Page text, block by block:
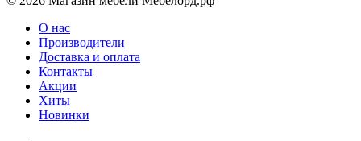
О нас
Производители
Доставка и оплата
Контакты
Акции
Хиты
Новинки